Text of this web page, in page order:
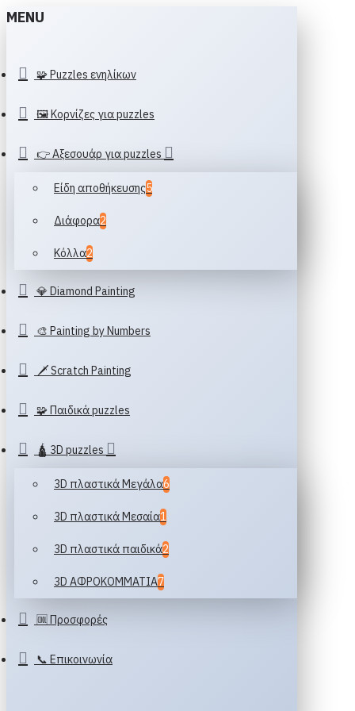
MENU
🧩 Puzzles ενηλίκων
🖼️ Κορνίζες για puzzles
👉 Αξεσουάρ για puzzles
Είδη αποθήκευσης5
Διάφορα2
Κόλλα2
💎 Diamond Painting
🎨 Painting by Numbers
🗡️ Scratch Painting
🧩 Παιδικά puzzles
🛕 3D puzzles
3D πλαστικά Μεγάλα6
3D πλαστικά Μεσαία1
3D πλαστικά παιδικά2
3D ΑΦΡΟΚΟΜΜΑΤΙΑ7
🆒 Προσφορές
📞 Επικοινωνία